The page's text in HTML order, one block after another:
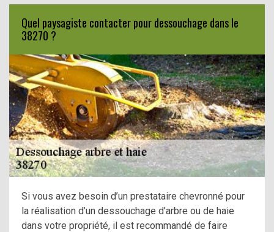
Quel paysagiste contacter pour dessouchage dans le
38270 ?
Si vous avez besoin d’un prestataire chevronné pour
la réalisation d’un dessouchage d’arbre ou de haie
dans votre propriété, il est recommandé de faire